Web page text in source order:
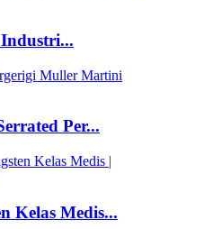
Per...
Kelas Medis...